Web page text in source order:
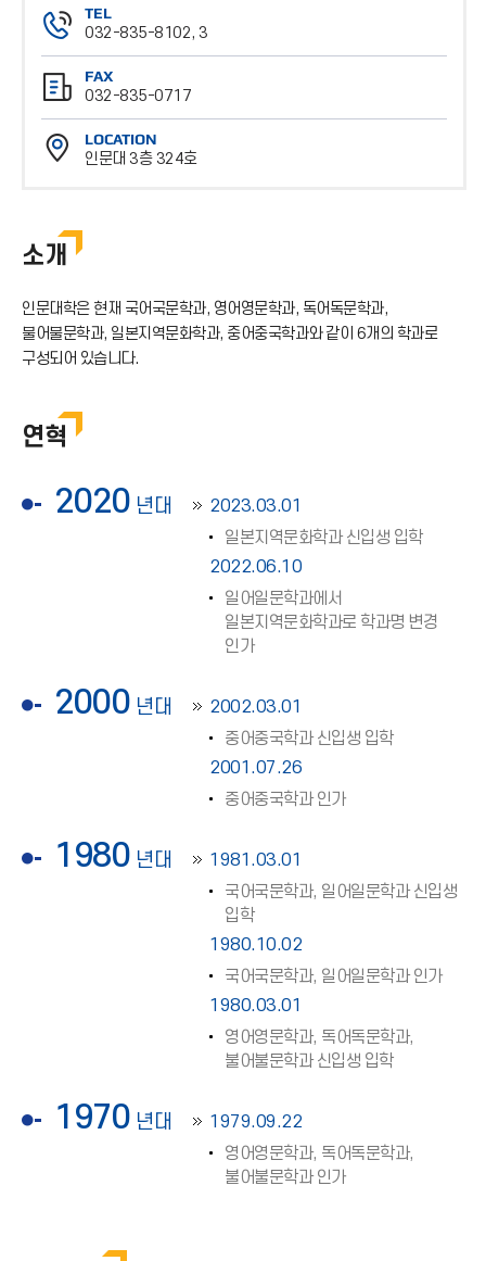
TEL
032-835-8102, 3
전
화
번
호
FAX
032-835-0717
팩
스
번
LOCATION
인문대 3층 324호
소개
인문대학은 현재 국어국문학과, 영어영문학과, 독어독문학과,
불어불문학과, 일본지역문화학과, 중어중국학과와 같이 6개의 학과로
구성되어 있습니다.
연혁
2020 년대
2023.03.01
일본지역문화학과 신입생 입학
2022.06.10
일어일문학과에서
일본지역문화학과로 학과명 변경
인가
2000 년대
2002.03.01
중어중국학과 신입생 입학
2001.07.26
중어중국학과 인가
1980 년대
1981.03.01
국어국문학과, 일어일문학과 신입생
입학
1980.10.02
국어국문학과, 일어일문학과 인가
1980.03.01
영어영문학과, 독어독문학과,
불어불문학과 신입생 입학
1970 년대
1979.09.22
영어영문학과, 독어독문학과,
불어불문학과 인가